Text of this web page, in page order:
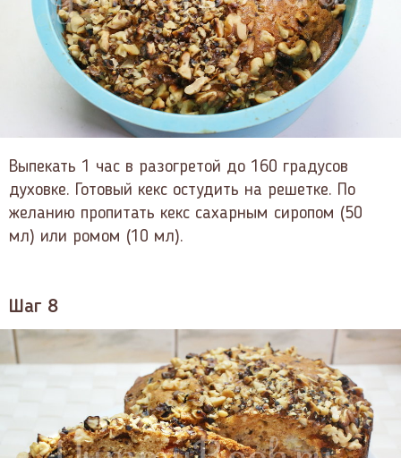
Выпекать 1 час в разогретой до 160 градусов
духовке. Готовый кекс остудить на решетке. По
желанию пропитать кекс сахарным сиропом (50
мл) или ромом (10 мл).
Шаг 8